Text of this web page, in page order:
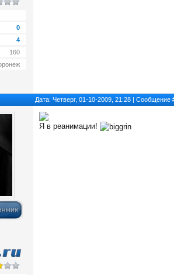
0
4
160
Дата: Четверг, 01-10-2009, 21:28 | Сообщение
Я в реанимации!